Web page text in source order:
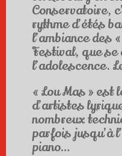
Conservatoire,
rythme d’étés
l’ambiance des
Festival, que se
l’adolescence.
« Lou Mas » est
d’artistes
nombreux
parfois jusqu’à
piano…